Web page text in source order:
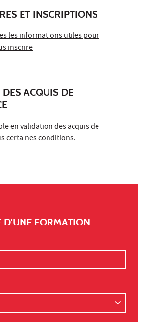
ET INSCRIPTIONS
les informations utiles pour
inscrire
ACQUIS DE
en validation des acquis de
certaines conditions.
D'UNE FORMATION